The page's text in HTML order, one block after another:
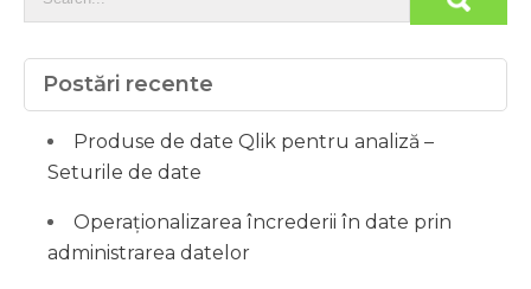
Postări recente
Produse de date Qlik pentru analiză –
Seturile de date
Operaționalizarea încrederii în date prin
administrarea datelor